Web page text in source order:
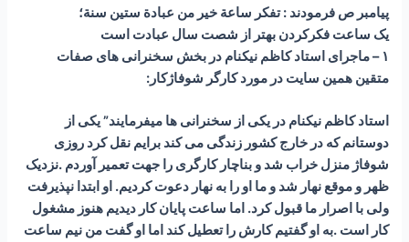
پیامبر ص فرمودند : تفكر ساعة خير من عبادة ستين سنة؛
یک ساعت فکرکردن بهتر از شصت سال عبادت است
۱ – ماجرای استاد کاظم نیکنام در بخش سخنرانی های صفات
متقین همین سایت در مورد کارگر شوفاژکار:
استاد کاظم نیکنام در یکی از سخنرانی ها میفرمایند” یکی از
دوستانم که در خارج کشور زندگی می کند برایم نقل کرد روزی
شوفاژ منزل خراب شد و بناچار کارگری را جهت تعمیر آوردم .نزدیک
ظهر و موقع نهار شد و ما او را به نهار دعوت کردیم. او ابتدا نپذیرفت
ولی با اصرار ما قبول کرد. اما ساعت پایان کار دیدیم هنوز مشغول
کار است .به او گفتیم کارش را تعطیل کند اما او گفت من نیم ساعت